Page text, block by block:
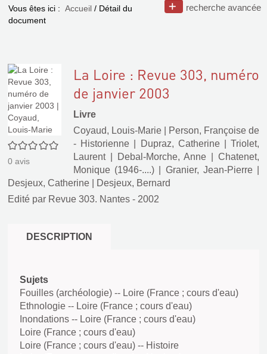
recherche avancée
Vous êtes ici : Accueil / Détail du
document
0/5
0 avis
La Loire : Revue 303, numéro
de janvier 2003
Livre
Coyaud, Louis-Marie
Person, Françoise de
- Historienne
Dupraz, Catherine|Triolet,
Laurent| Debal-Morche, Anne |Chatenet,
Monique (1946-....)
Granier, Jean-Pierre|
Desjeux, Catherine
Desjeux, Bernard
Edité par Revue 303. Nantes - 2002
DESCRIPTION
Sujets
Fouilles (archéologie) -- Loire (France ; cours d'eau)
Ethnologie -- Loire (France ; cours d'eau)
Inondations -- Loire (France ; cours d'eau)
Loire (France ; cours d'eau)
Loire (France ; cours d'eau) -- Histoire